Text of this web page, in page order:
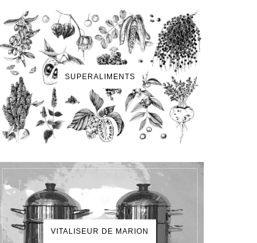
SUPERALIMENTS
VITALISEUR DE MARION